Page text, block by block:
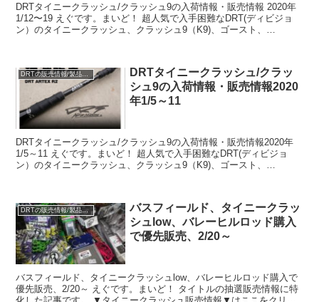
DRTタイニークラッシュ/クラッシュ9の入荷情報・販売情報 2020年
1/12〜19 えぐです。まいど！ 超人気で入手困難なDRT(ディビジョ
ン）のタイニークラッシュ、クラッシュ9（K9)、ゴースト、
DRTの販売情報/製品情報/NEWS
DRTタイニークラッシュ/クラッ
シュ9の入荷情報・販売情報2020
年1/5～11
DRTタイニークラッシュ/クラッシュ9の入荷情報・販売情報2020年
1/5～11 えぐです。まいど！ 超人気で入手困難なDRT(ディビジョ
ン）のタイニークラッシュ、クラッシュ9（K9)、ゴースト、
DRTの販売情報/製品情報/NEWS
バスフィールド、タイニークラッ
シュlow、バレーヒルロッド購入
で優先販売、2/20～
バスフィールド、タイニークラッシュlow、バレーヒルロッド購入で
優先販売、2/20～ えぐです。まいど！ タイトルの抽選販売情報に特